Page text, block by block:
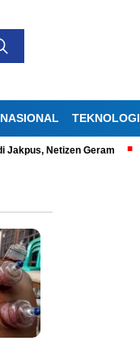
TEKNOLOGI
Netizen Geram